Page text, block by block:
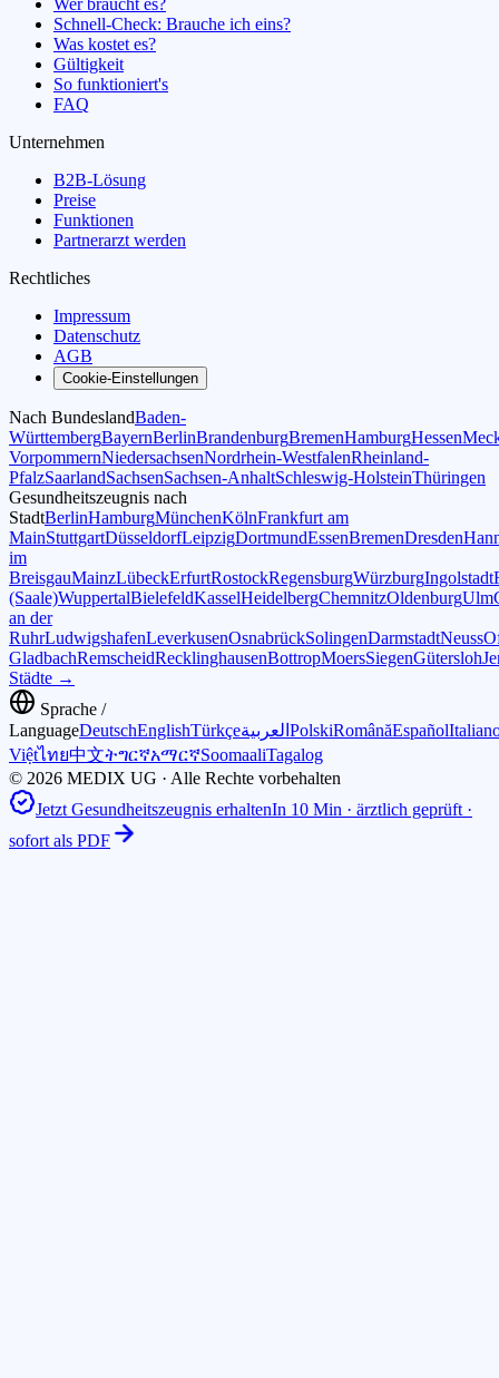
Wer braucht es?
Schnell-Check: Brauche ich eins?
Was kostet es?
Gültigkeit
So funktioniert's
FAQ
Unternehmen
B2B-Lösung
Preise
Funktionen
Partnerarzt werden
Rechtliches
Impressum
Datenschutz
AGB
Cookie-Einstellungen
Nach BundeslandBaden-
WürttembergBayernBerlinBrandenburgBremenHamburgHessen
VorpommernNiedersachsenNordrhein-WestfalenRheinland-
PfalzSaarlandSachsenSachsen-AnhaltSchleswig-HolsteinThüringen
Gesundheitszeugnis nach
StadtBerlinHamburgMünchenKölnFrankfurt am
MainStuttgartDüsseldorfLeipzigDortmundEssenBremenDresden
im
BreisgauMainzLübeckErfurtRostockRegensburgWürzburgIngolstadt
(Saale)WuppertalBielefeldKasselHeidelbergChemnitzOldenburgUlm
an der
RuhrLudwigshafenLeverkusenOsnabrückSolingenDarmstadtNeuss
GladbachRemscheidRecklinghausenBottropMoersSiegenGütersloh
Städte →
Sprache /
LanguageDeutschEnglishTürkçeالعربية PolskiRomânăEspañol
Việtไทย中文ትግርኛአማርኛSoomaaliTagalog
© 2026 MEDIX UG · Alle Rechte vorbehalten
Jetzt Gesundheitszeugnis erhaltenIn 10 Min · ärztlich geprüft ·
sofort als PDF